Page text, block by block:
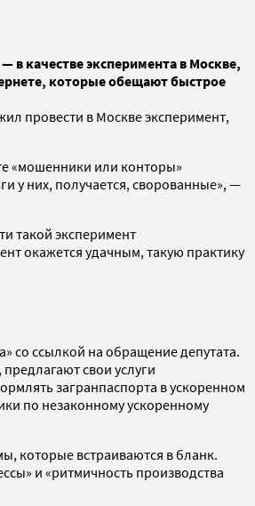
качестве эксперимента в Москве,
которые обещают быстрое
провести в Москве эксперимент,
«мошенники или конторы»
у них, получается, сворованные», —
такой эксперимент
окажется удачным, такую практику
со ссылкой на обращение депутата.
свои услуги
загранпаспорта в ускоренном
по незаконному ускоренному
которые встраиваются в бланк.
и «ритмичность производства